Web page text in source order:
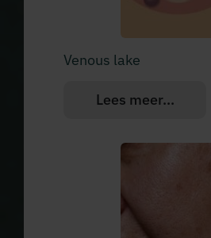
Venous lake
Lees meer...